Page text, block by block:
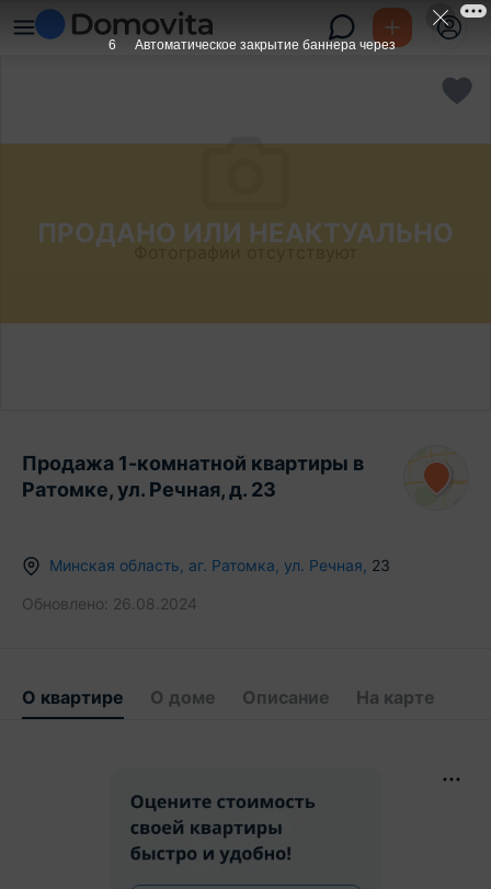
ПРОДАНО ИЛИ НЕАКТУАЛЬНО
Продажа 1-комнатной квартиры в
Ратомке, ул. Речная, д. 23
Минская область аг. Ратомка ул. Речная 23
Обновлено: 26.08.2024
О квартире О доме Описание На карте
6 Автоматическое закрытие баннера через